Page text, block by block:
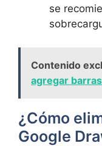
se
Contenido
agregar
¿Cómo
Google